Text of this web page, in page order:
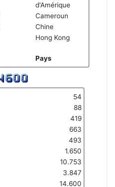
d'Amérique
Cameroun
Chine
Hong Kong
Pays
54
88
419
663
493
1.650
10.753
3.847
14.600